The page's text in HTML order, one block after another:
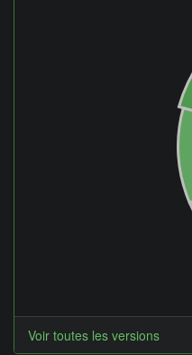
Voir toutes les versions